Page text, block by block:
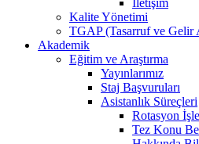
Kalite Yönetimi
TGAP (Tasarruf ve Gelir
Akademik
Eğitim ve Araştırma
Yayınlarımız
Staj Başvuruları
Asistanlık Süreçleri
Rotasyon
Tez Konu